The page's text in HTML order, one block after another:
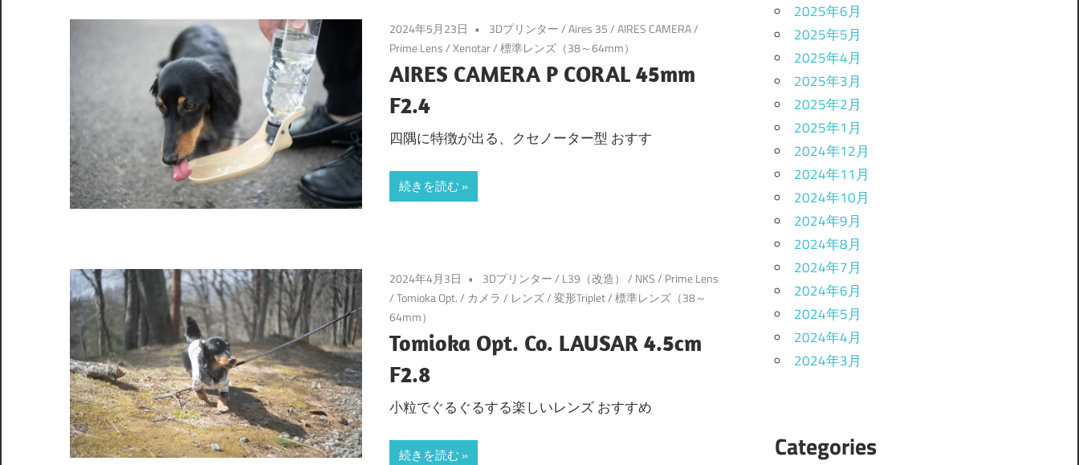
2024年5月23日 3Dプリンター/Aires 35/AIRES CAMERA/
Prime Lens/Xenotar/標準レンズ（38～64mm）
AIRES CAMERA P CORAL 45mm
F2.4
四隅に特徴が出る、クセノーター型 おすす
続きを読む
2024年4月3日 3Dプリンター/ L39（改造） / NKS/ Prime Lens
/Tomioka Opt./ カメラ / レンズ/変形Triplet/標準レンズ（38～
64mm）
Tomioka Opt. Co. LAUSAR 4.5cm
F2.8
小粒でぐるぐるする楽しいレンズ おすすめ
続きを読む
2025年6月
2025年5月
2025年4月
2025年3月
2025年2月
2025年1月
2024年12月
2024年11月
2024年10月
2024年9月
2024年8月
2024年7月
2024年6月
2024年5月
2024年4月
2024年3月
Categories